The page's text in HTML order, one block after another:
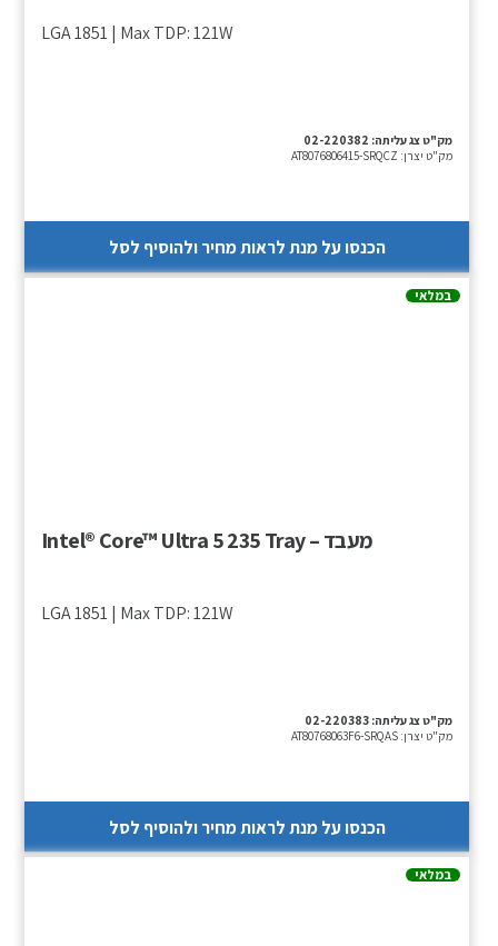
LGA 1851 | Max TDP: 121W
מק"ט צג עליתה: 02-220382
מק"ט יצרן: AT8076806415-SRQCZ
הכנסו על מנת לראות מחיר ולהוסיף לסל
במלאי
מעבד – Intel® Core™ Ultra 5 235 Tray
LGA 1851 | Max TDP: 121W
מק"ט צג עליתה: 02-220383
מק"ט יצרן: AT80768063F6-SRQAS
הכנסו על מנת לראות מחיר ולהוסיף לסל
במלאי